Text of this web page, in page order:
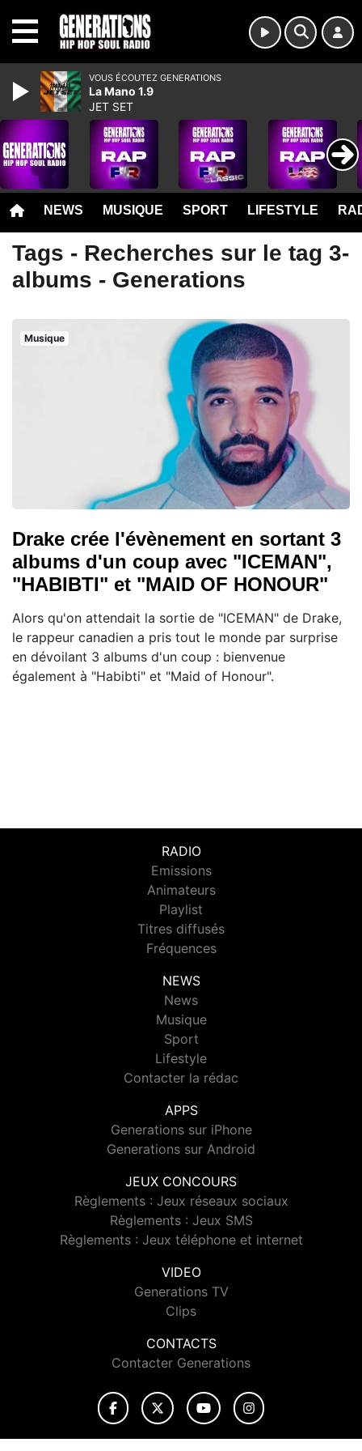
NEWS MUSIQUE SPORT LIFESTYLE
Tags - Recherches sur le tag 3-
albums - Generations
Musique
Drake crée l'évènement en sortant 3
albums d'un coup avec "ICEMAN",
"HABIBTI" et "MAID OF HONOUR"
Alors qu'on attendait la sortie de "ICEMAN" de Drake,
le rappeur canadien a pris tout le monde par surprise
en dévoilant 3 albums d'un coup : bienvenue
également à "Habibti" et "Maid of Honour".
RADIO
Emissions
Animateurs
Playlist
Titres diffusés
Fréquences
NEWS
News
Musique
Sport
Lifestyle
Contacter la rédac
APPS
Generations sur iPhone
Generations sur Android
JEUX CONCOURS
Règlements : Jeux réseaux sociaux
Règlements : Jeux SMS
Règlements : Jeux téléphone et internet
VIDEO
Generations TV
Clips
CONTACTS
Contacter Generations
VOUS ÉCOUTEZ GENERATIONS
La Mano 1.9
JET SET